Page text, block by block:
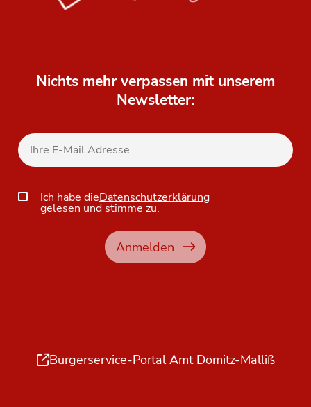
Nichts mehr verpassen mit unserem
Newsletter:
Anmelden
Ich habe dieDatenschutzerklärung
gelesen und stimme zu.
Bürgerservice-Portal Amt Dömitz-Malliß